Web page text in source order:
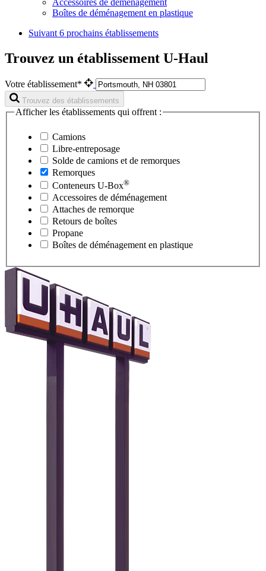
Accessoires de déménagement
Boîtes de déménagement en plastique
Suivant 6 prochains établissements
Trouvez un établissement U-Haul
Votre établissement*
Trouvez des établissements
Afficher les établissements qui offrent :
Camions
Libre-entreposage
Solde de camions et de remorques
Remorques
Conteneurs U-Box®
Accessoires de déménagement
Attaches de remorque
Retours de boîtes
Propane
Boîtes de déménagement en plastique